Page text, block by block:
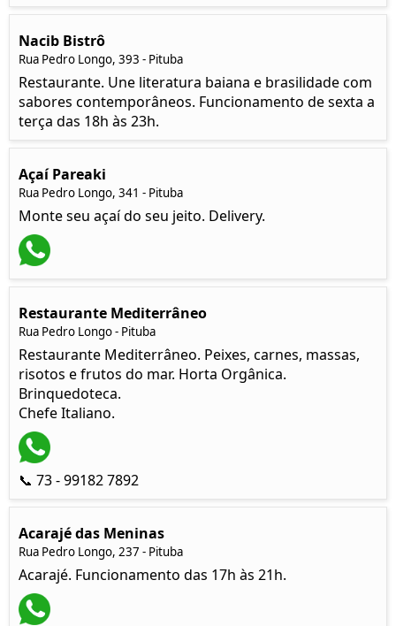
Nacib Bistrô
Rua Pedro Longo, 393 - Pituba
Restaurante. Une literatura baiana e brasilidade com
sabores contemporâneos. Funcionamento de sexta a
terça das 18h às 23h.
Açaí Pareaki
Rua Pedro Longo, 341 - Pituba
Monte seu açaí do seu jeito. Delivery.
Restaurante Mediterrâneo
Rua Pedro Longo - Pituba
Restaurante Mediterrâneo. Peixes, carnes, massas,
risotos e frutos do mar. Horta Orgânica.
Brinquedoteca.
Chefe Italiano.
📞 73 - 99182 7892
Acarajé das Meninas
Rua Pedro Longo, 237 - Pituba
Acarajé. Funcionamento das 17h às 21h.